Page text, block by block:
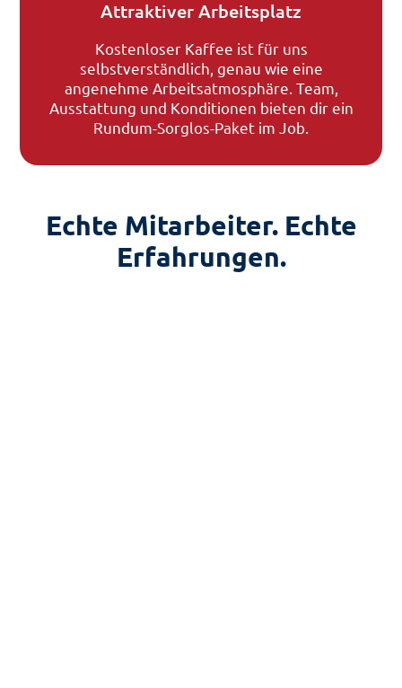
Attraktiver Arbeitsplatz
Kostenloser Kaffee ist für uns
selbstverständlich, genau wie eine
angenehme Arbeitsatmosphäre. Team,
Ausstattung und Konditionen bieten dir ein
Rundum-Sorglos-Paket im Job.
Echte Mitarbeiter. Echte
Erfahrungen.